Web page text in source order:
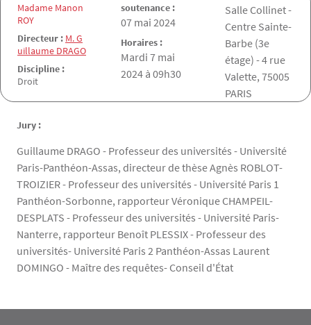
Madame Manon
ROY
Directeur : M. G
uillaume DRAGO
Discipline :
Droit
soutenance :
Date de la soutenance
07 mai 2024
Horaires :
Mardi 7 mai
2024 à 09h30
Salle Collinet -
Centre Sainte-
Barbe (3e
étage) - 4 rue
Valette, 75005
PARIS
Jury :
Guillaume DRAGO - Professeur des universités - Université
Paris-Panthéon-Assas, directeur de thèse Agnès ROBLOT-
TROIZIER - Professeur des universités - Université Paris 1
Panthéon-Sorbonne, rapporteur Véronique CHAMPEIL-
DESPLATS - Professeur des universités - Université Paris-
Nanterre, rapporteur Benoît PLESSIX - Professeur des
universités- Université Paris 2 Panthéon-Assas Laurent
DOMINGO - Maître des requêtes- Conseil d'État